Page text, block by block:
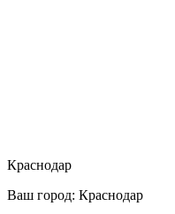
Краснодар
Ваш город: Краснодар